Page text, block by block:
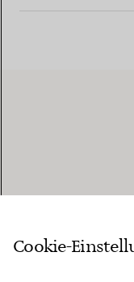
KUNDENSERVICE
Cookie-